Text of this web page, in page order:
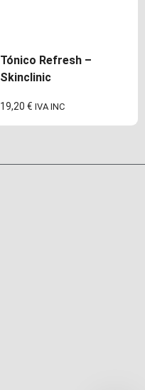
Tónico Refresh –
Skinclinic
19,20 € IVA INC